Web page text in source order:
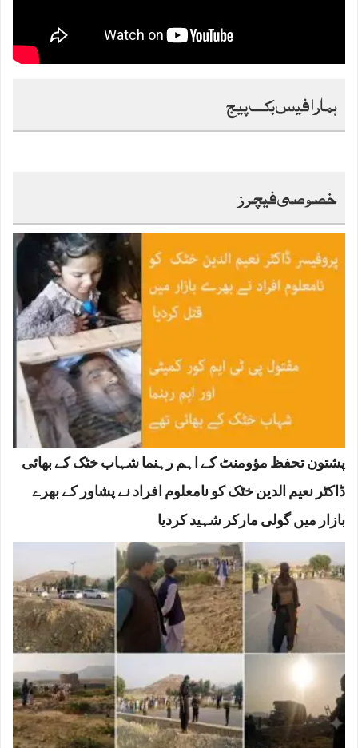
ہمارا فیس بک پیج
خصوصی فیچرز
پشتون تحفظ مؤومنٹ کے اہم رہنما شہاب خٹک کے بھائی
ڈاکٹر نعیم الدین خٹک کو نامعلوم افراد نے پشاور کے بھرے
بازار میں گولی مارکر شہید کردیا